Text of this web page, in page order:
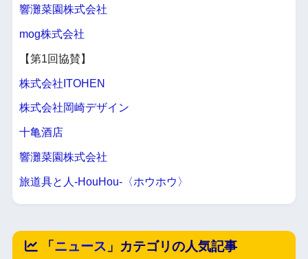
響灘菜園株式会社
mog株式会社
【第1回協賛】
株式会社ITOHEN
株式会社岡崎デザイン
十亀酒店
響灘菜園株式会社
旅道具と人-HouHou-〈ホウホウ〉
「 ニュース 」カテゴリの人気記事